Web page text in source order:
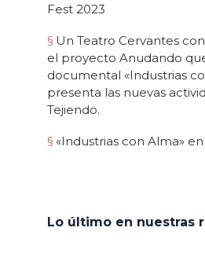
Fest 2023
Un Teatro Cervantes
el proyecto Anudando
documental «Industrias
presenta las nuevas
Tejiendo.
«Industrias con Alma»
Lo último en nuestras